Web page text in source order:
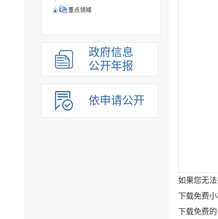
重点领域
政府信息
公开年报
依申请公开
如果您无
下载免费
下载免费